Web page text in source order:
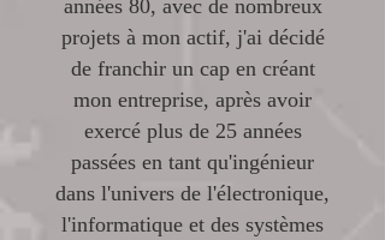
années 80, avec de nombreux
projets à mon actif, j'ai décidé
de franchir un cap en créant
mon entreprise, après avoir
exercé plus de 25 années
passées en tant qu'ingénieur
dans l'univers de l'électronique,
l'informatique et des systèmes